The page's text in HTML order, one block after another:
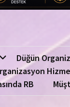
Düğün
RB